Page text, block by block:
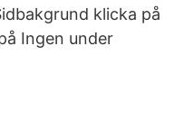
klicka på
Ingen under